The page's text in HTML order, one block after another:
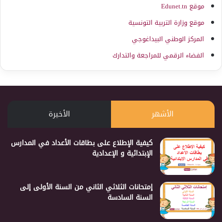
موقع Edunet.tn
موقع وزارة التربية التونسية
المركز الوطني البيداغوجي
الفضاء الرقمي للمراجعة والتدارك
الأشهر الأخيرة
كيفية الإطلاع على بطاقات الأعداد في المدارس
الإبتدائية و الإعدادية
إمتحانات الثلاثي الثاني من السنة الأولى إلى
السنة السادسة